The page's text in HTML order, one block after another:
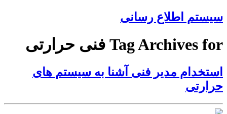
سیستم اطلاع رسانی
Tag Archives for فنی حرارتی
استخدام مدیر فنی آشنا به سیستم های
حرارتی